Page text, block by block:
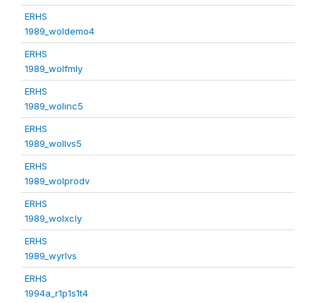
ERHS
1989_woldemo4
ERHS
1989_wolfmly
ERHS
1989_wolinc5
ERHS
1989_wollvs5
ERHS
1989_wolprodv
ERHS
1989_wolxcly
ERHS
1989_wyrlvs
ERHS
1994a_r1p1s1t4